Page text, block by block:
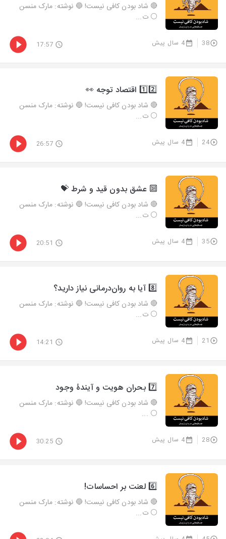
🔴 شاد بودن کافی نیست! 🔵 نوشته: مارک منسن
⚪️ ت...
38 4 سال پیش 17:57
1️⃣2️⃣ اقتصاد توجه 👀
🔴 شاد بودن کافی نیست! 🔵 نوشته: مارک منسن
⚪️ ت...
24 4 سال پیش 26:57
🔟 عشق بدون قید و شرط 💝
🔴 شاد بودن کافی نیست! 🔵 نوشته: مارک منسن
⚪️ ت...
35 4 سال پیش 20:51
8️⃣ آیا به روان‌درمانی نیاز دارید؟
🔴 شاد بودن کافی نیست! 🔵 نوشته: مارک منسن
⚪️ ت...
21 4 سال پیش 14:21
7️⃣ بحران هویت و آیندۀ وجود
🔴 شاد بودن کافی نیست! 🔵 نوشته: مارک منسن
⚪️ ...
28 4 سال پیش 30:25
6️⃣ لعنت بر احساسات!
🔴 شاد بودن کافی نیست! 🔵 نوشته: مارک منسن
⚪️ ت...